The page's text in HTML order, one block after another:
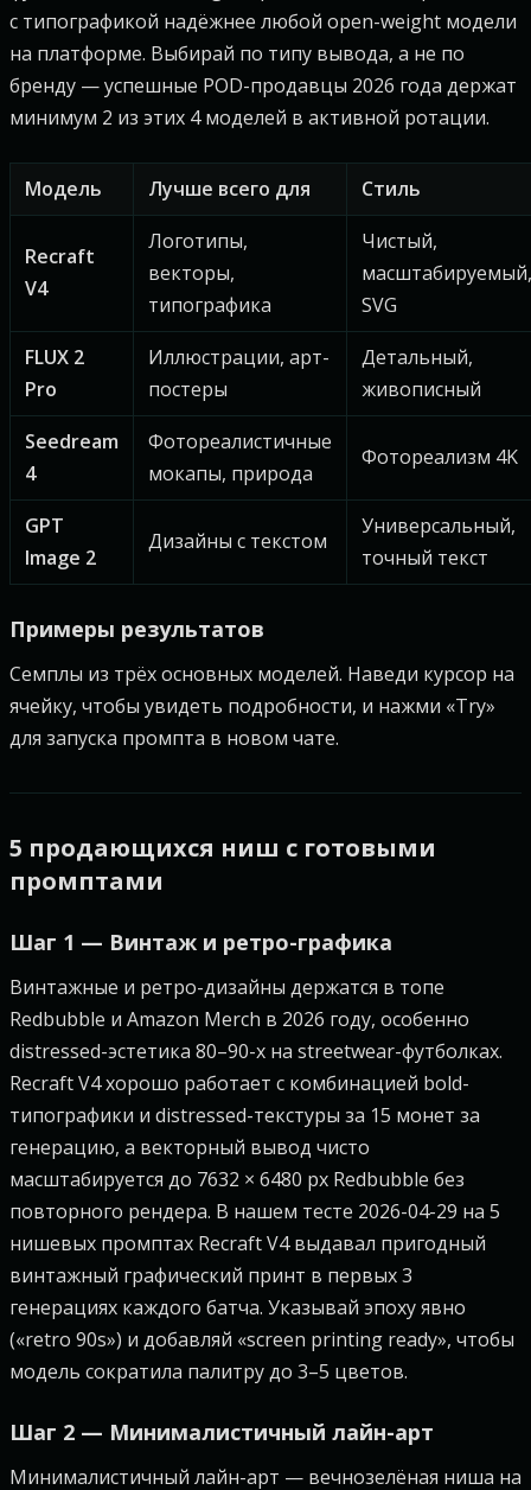
с типографикой надёжнее любой open-weight модели
на платформе. Выбирай по типу вывода, а не по
бренду — успешные POD-продавцы 2026 года держат
минимум 2 из этих 4 моделей в активной ротации.
Модель Лучше всего для Стиль
Recraft
V4
Логотипы,
векторы,
типографика
Чистый,
масштабируемый,
SVG
FLUX 2
Pro
Иллюстрации, арт-
постеры
Детальный,
живописный
Seedream
4
Фотореалистичные
мокапы, природа
Фотореализм 4K
GPT
Image 2
Дизайны с текстом
Универсальный,
точный текст
Примеры результатов
Семплы из трёх основных моделей. Наведи курсор на
ячейку, чтобы увидеть подробности, и нажми «Try»
для запуска промпта в новом чате.
5 продающихся ниш с готовыми
промптами
Шаг 1 — Винтаж и ретро-графика
Винтажные и ретро-дизайны держатся в топе
Redbubble и Amazon Merch в 2026 году, особенно
distressed-эстетика 80–90-х на streetwear-футболках.
Recraft V4 хорошо работает с комбинацией bold-
типографики и distressed-текстуры за 15 монет за
генерацию, а векторный вывод чисто
масштабируется до 7632 × 6480 px Redbubble без
повторного рендера. В нашем тесте 2026-04-29 на 5
нишевых промптах Recraft V4 выдавал пригодный
винтажный графический принт в первых 3
генерациях каждого батча. Указывай эпоху явно
(«retro 90s») и добавляй «screen printing ready», чтобы
модель сократила палитру до 3–5 цветов.
Шаг 2 — Минималистичный лайн-арт
Минималистичный лайн-арт — вечнозелёная ниша на